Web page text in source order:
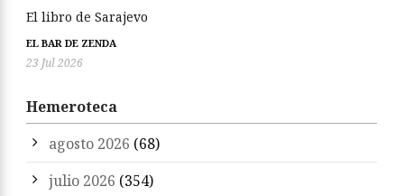
El libro de Sarajevo
EL BAR DE ZENDA
23 Jul 2026
Hemeroteca
agosto 2026 (68)
julio 2026 (354)